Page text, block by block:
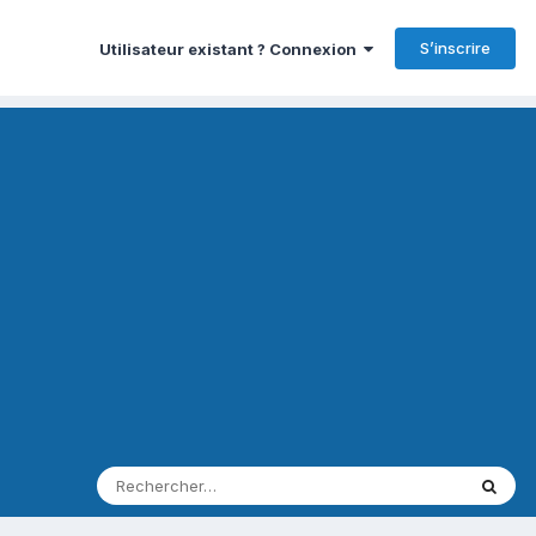
Utilisateur existant ? Connexion S’inscrire